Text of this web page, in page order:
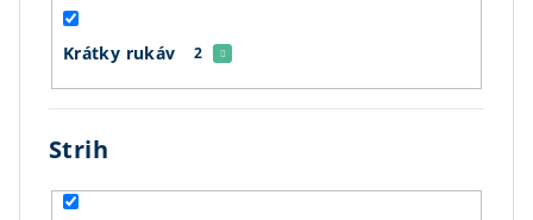
Krátky rukáv 2
Strih